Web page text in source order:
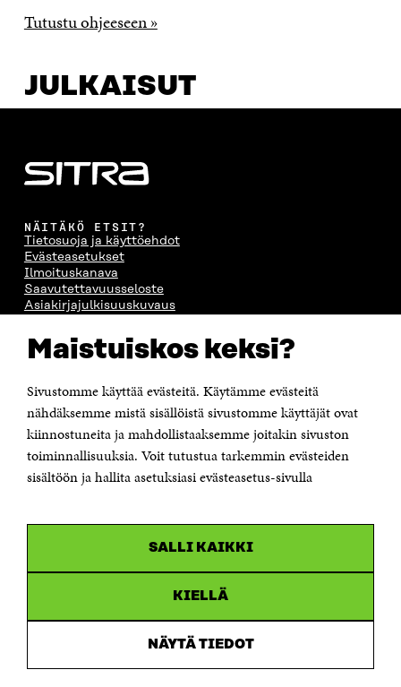
Maistuiskos keksi?
Sivustomme käyttää evästeitä. Käytämme evästeitä
nähdäksemme mistä sisällöistä sivustomme käyttäjät ovat
kiinnostuneita ja mahdollistaaksemme joitakin sivuston
toiminnallisuuksia. Voit tutustua tarkemmin evästeiden
sisältöön ja hallita asetuksiasi evästeasetus-sivulla
SALLI KAIKKI
KIELLÄ
NÄYTÄ TIEDOT
Tutustu ohjeeseen »
JULKAISUT
NÄITÄKÖ ETSIT?
Tietosuoja ja käyttöehdot
Evästeasetukset
Ilmoituskanava
Saavutettavuusseloste
Asiakirjajulkisuuskuvaus
Suomen itsenäisyyden juhlarahasto Sitra
Itämerenkatu 11-13, PL 160,
00181 Helsinki
Puhelin +358 294 618 991
Sähköpostiosoite
etunimi.sukunimi@sitra.fi tai sitra@sitra.fi
Avautuu
uudessa